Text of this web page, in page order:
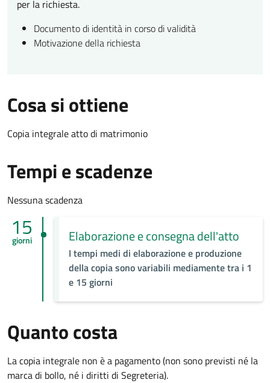
per la richiesta.
Documento di identità in corso di validità
Motivazione della richiesta
Cosa si ottiene
Copia integrale atto di matrimonio
Tempi e scadenze
Nessuna scadenza
15
giorni Elaborazione e consegna dell'atto
I tempi medi di elaborazione e produzione
della copia sono variabili mediamente tra i 1
e 15 giorni
Quanto costa
La copia integrale non è a pagamento (non sono previsti né la
marca di bollo, né i diritti di Segreteria).